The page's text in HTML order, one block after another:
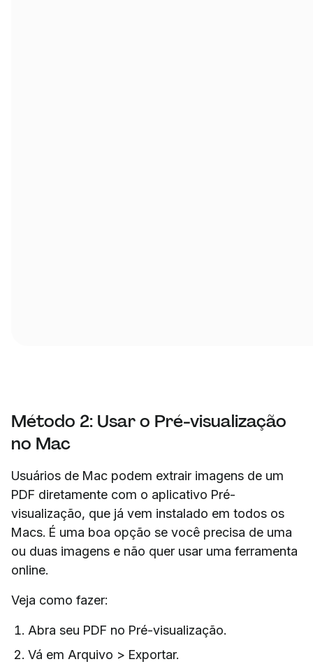
Método 2: Usar o Pré-visualização
no Mac
Usuários de Mac podem extrair imagens de um
PDF diretamente com o aplicativo Pré-
visualização, que já vem instalado em todos os
Macs. É uma boa opção se você precisa de uma
ou duas imagens e não quer usar uma ferramenta
online.
Veja como fazer:
Abra seu PDF no Pré-visualização.
Vá em Arquivo > Exportar.